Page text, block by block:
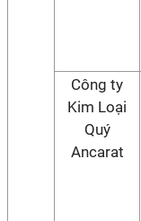
Công ty
Kim Loại
Quý
Ancarat